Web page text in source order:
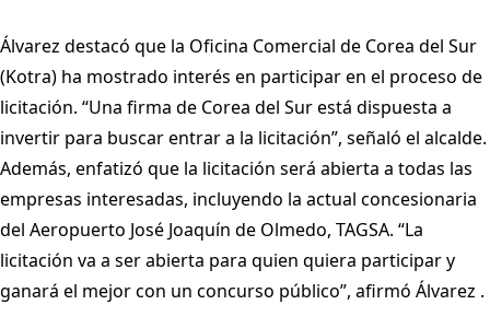
Álvarez destacó que la Oficina Comercial de Corea del Sur
(Kotra) ha mostrado interés en participar en el proceso de
licitación. “Una firma de Corea del Sur está dispuesta a
invertir para buscar entrar a la licitación”, señaló el alcalde.
Además, enfatizó que la licitación será abierta a todas las
empresas interesadas, incluyendo la actual concesionaria
del Aeropuerto José Joaquín de Olmedo, TAGSA. “La
licitación va a ser abierta para quien quiera participar y
ganará el mejor con un concurso público”, afirmó Álvarez .